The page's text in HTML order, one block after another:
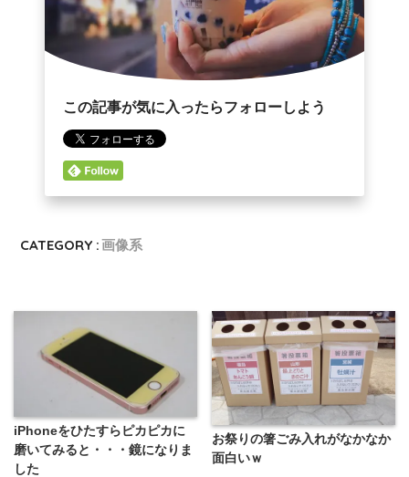
RSS
この記事が気に入ったらフォローしよう
CATEGORY :画像系
iPhoneをひたすらピカピカに
磨いてみると・・・鏡になりま
した
お祭りの箸ごみ入れがなかなか
面白いｗ